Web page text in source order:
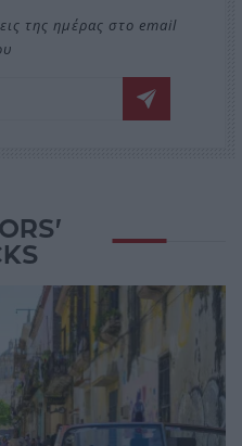
της ημέρας στο email